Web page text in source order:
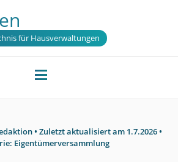
für Hausverwaltungen
• Zuletzt aktualisiert am 1.7.2026•
Eigentümerversammlung